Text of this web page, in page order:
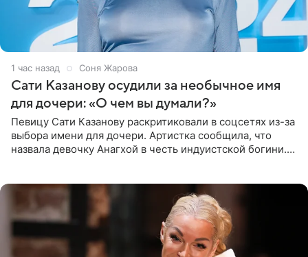
1 час назад Соня Жарова
Сати Казанову осудили за необычное имя
для дочери: «О чем вы думали?»
Певицу Сати Казанову раскритиковали в соцсетях из-за
выбора имени для дочери. Артистка сообщила, что
назвала девочку Анагхой в честь индуистской богини.